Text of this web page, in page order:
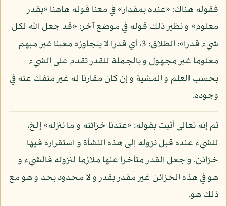
فقوله هناك: «عنده بمقدار» في معنا قوله هاهنا «بقدر
معلوم» و نظير ذلك قوله في موضع آخر: «قد جعل الله لكل
شيء قدرا»: الطلاق: 3، أي قدرا لا يتجاوزه معينا غير مبهم
معلوما غير مجهول و بالجملة للقدر تقدم على الشيء
بحسب العلم و المشية و إن كان مقارنا له غير منفك عنه في
وجوده.
ثم إنه تعالى أثبت بقوله: «عندنا خزائنه و ما ننزله» إلخ،
للشيء عنده قبل نزوله إلى هذه النشأة و استقراره فيها
خزائن، و جعل القدر متأخرا عنها ملازما لنزوله فالشيء و
هو في هذه الخزائن غير مقدر بقدر و لا محدود بحد و هو مع
ذلك هو.